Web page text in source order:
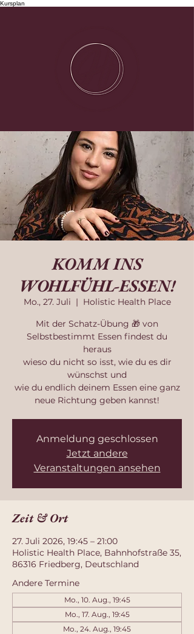
Kursplan
KOMM INS
WOHLFÜHL-ESSEN!
Mo., 27. Juli
  |
Holistic Health Place
Mit der Schatz-Übung 🎁 von
Selbstbestimmt Essen findest du
heraus
wieso du nicht so isst, wie du es dir
wünschst und
wie du endlich deinem Essen eine ganz
neue Richtung geben kannst!
Anmeldung geschlossen
Jetzt andere
Veranstaltungen ansehen
Zeit & Ort
27. Juli 2026, 19:45 – 21:00
Holistic Health Place, Bahnhofstraße 35,
86316 Friedberg, Deutschland
Andere Termine
Mo., 10. Aug., 19:45
Mo., 17. Aug., 19:45
Mo., 24. Aug., 19:45